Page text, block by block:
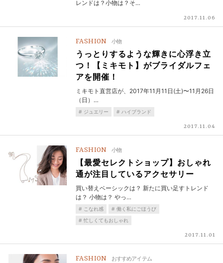
レンドは？小物は？そ…
2017.11.06
FASHION 小物
うっとりするような輝きに心浮き立
つ！【ミキモト】がブライダルフェ
アを開催！
ミキモト直営店が、2017年11月11日(土)〜11月26日
（日）…
ジュエリー ハイブランド
2017.11.04
FASHION 小物
【最愛セレクトショップ】おしゃれ
通が注目しているアクセサリー
買い替えベーシックは？ 新たに買い足すトレンド
は？ 小物は？ やっ…
こなれ感
働く私にごほうび
忙しくてもおしゃれ
2017.11.01
FASHION おすすめアイテム